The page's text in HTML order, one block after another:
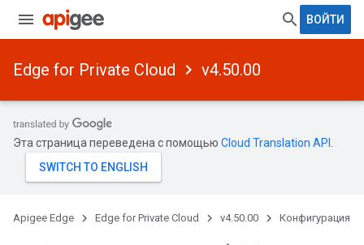
ВОЙТИ
Edge for Private Cloud v4.50.00
Эта страница переведена с помощью Cloud Translation API
Apigee Edge Edge for Private Cloud v4.50.00 Конфигурация